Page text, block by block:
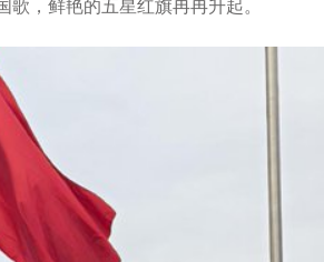
，鲜艳的五星红旗冉冉升起。